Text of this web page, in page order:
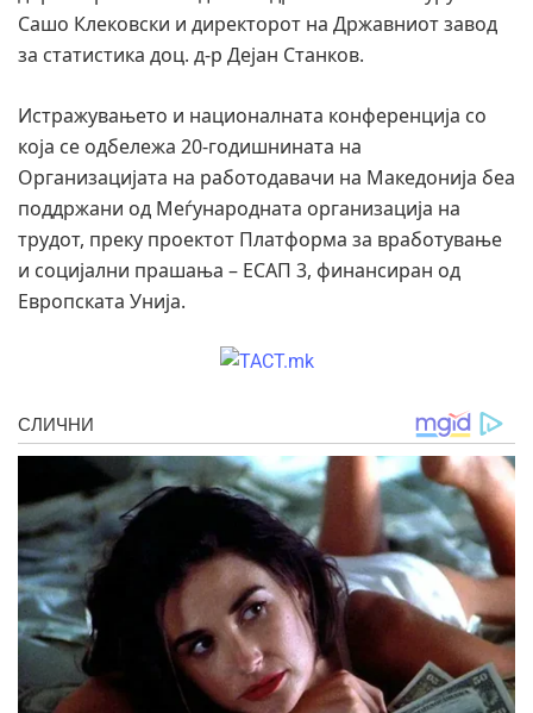
Сашо Клековски и директорот на Државниот завод
за статистика доц. д-р Дејан Станков.
Истражувањето и националната конференција со
која се одбележа 20-годишнината на
Организацијата на работодавачи на Македонија беа
поддржани од Меѓународната организација на
трудот, преку проектот Платформа за вработување
и социјални прашања – ЕСАП 3, финансиран од
Европската Унија.